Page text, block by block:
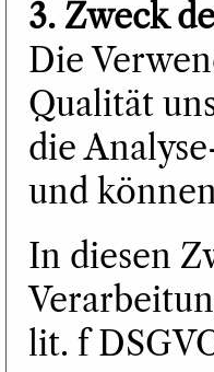
3. Zweck
Die
Qualität
die
und
In diesen
lit. f